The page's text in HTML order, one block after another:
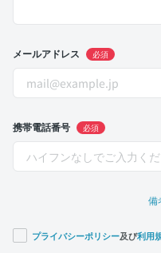
メールアドレス 必須
携帯電話番号 必須
備
プライバシーポリシー及び利用